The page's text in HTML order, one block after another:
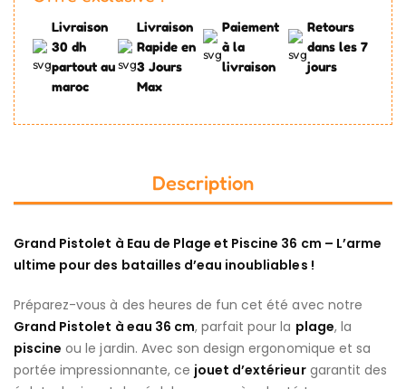
Livraison
30 dh
partout au
maroc
Livraison
Rapide en
3 Jours
Max
Paiement
à la
livraison
Retours
dans les 7
jours
Description
Grand Pistolet à Eau de Plage et Piscine 36 cm – L’arme
ultime pour des batailles d’eau inoubliables !
Préparez-vous à des heures de fun cet été avec notre
Grand Pistolet à eau 36 cm, parfait pour la plage, la
piscine ou le jardin. Avec son design ergonomique et sa
portée impressionnante, ce jouet d’extérieurgarantit des